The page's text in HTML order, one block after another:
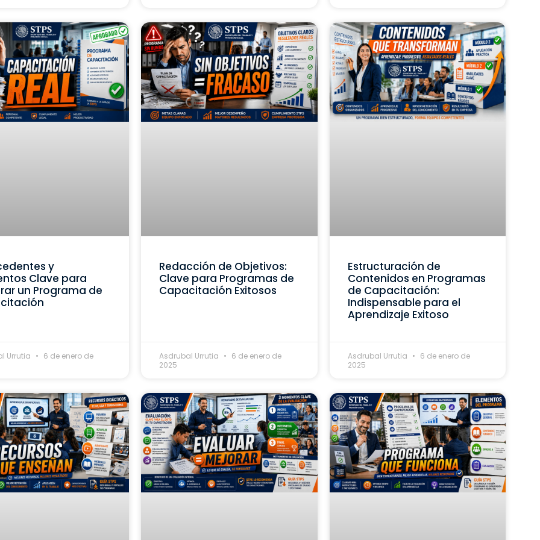
y
Clave para
un Programa de
Urrutia 6 de enero de
Redacción de Objetivos:
Clave para Programas de
Capacitación Exitosos
Asdrubal Urrutia
6 de enero de
2025
Estructuración de
Contenidos en Programas
de Capacitación:
Indispensable para el
Aprendizaje Exitoso
Asdrubal Urrutia
6 de enero de
2025